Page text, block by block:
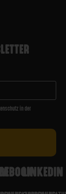
in der
LINKEDIN